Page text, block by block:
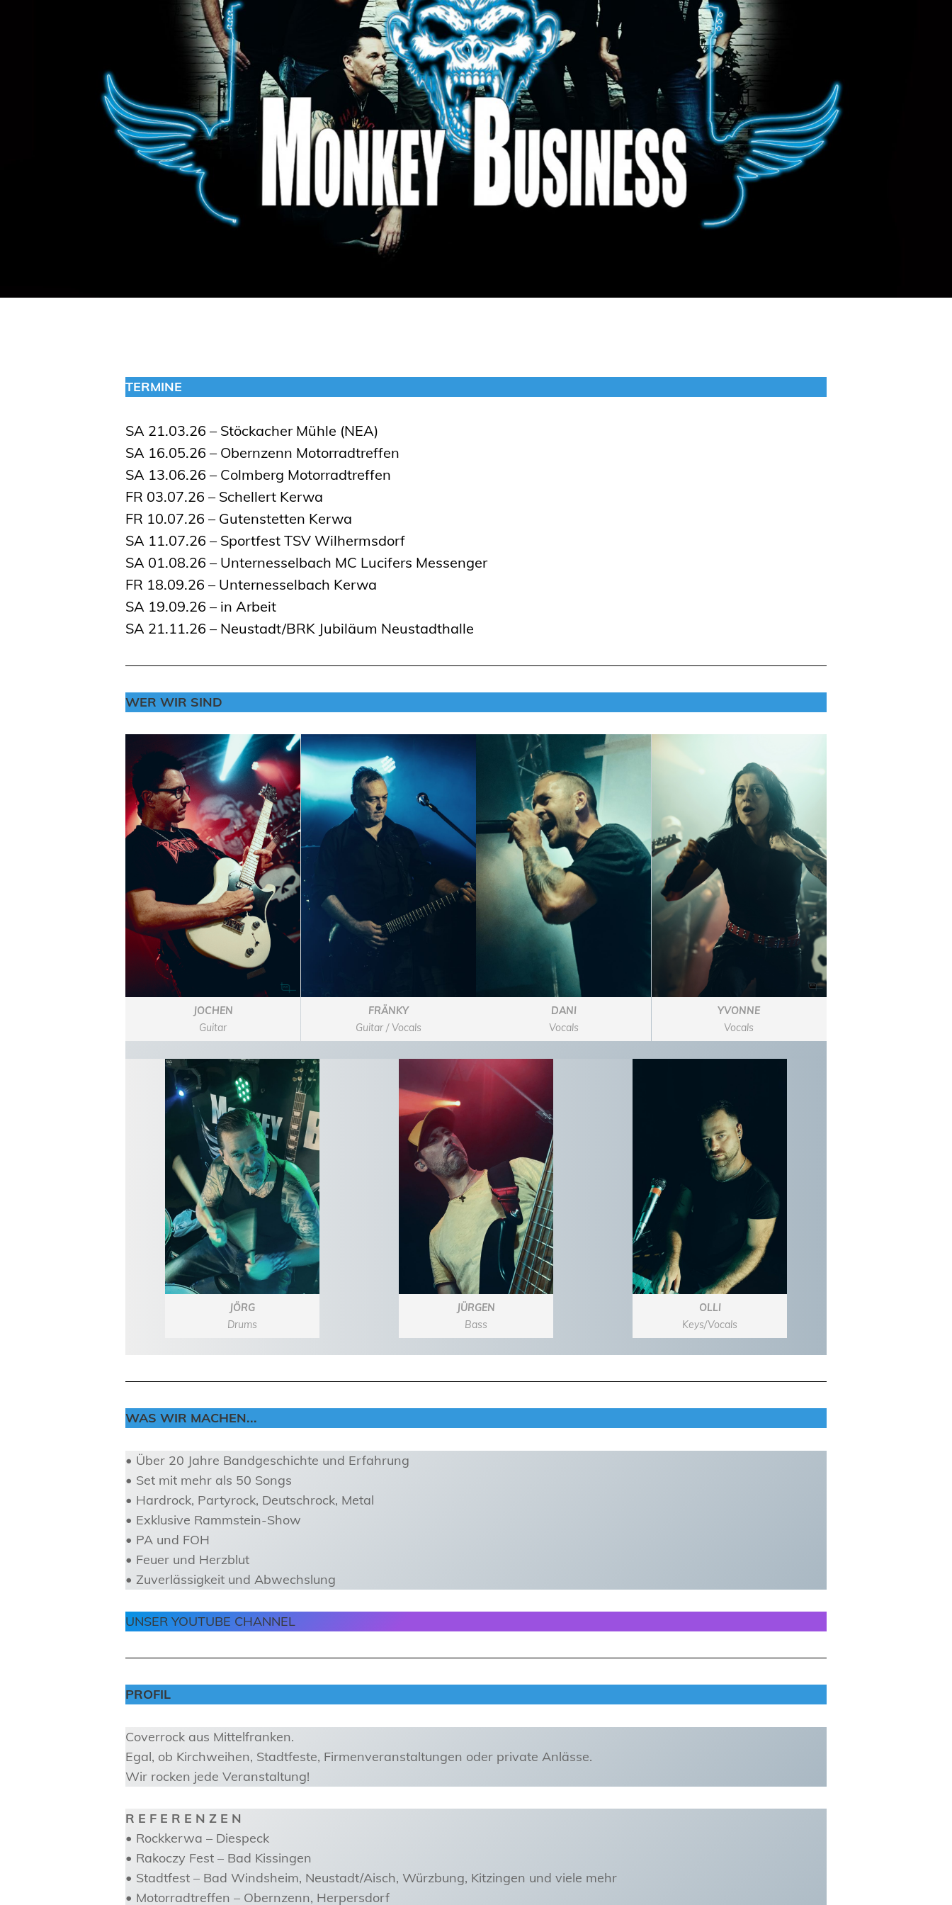
TERMINE
SA 21.03.26 – Stöckacher Mühle (NEA)
SA 16.05.26 – Obernzenn Motorradtreffen
SA 13.06.26 – Colmberg Motorradtreffen
FR 03.07.26 – Schellert Kerwa
FR 10.07.26 – Gutenstetten Kerwa
SA 11.07.26 – Sportfest TSV Wilhermsdorf
SA 01.08.26 – Unternesselbach MC Lucifers Messenger
FR 18.09.26 – Unternesselbach Kerwa
SA 19.09.26 – in Arbeit
SA 21.11.26 – Neustadt/BRK Jubiläum Neustadthalle
WER WIR SIND
JOCHEN
Guitar
FRÄNKY
Guitar / Vocals
DANI
Vocals
YVONNE
Vocals
JÖRG
Drums
JÜRGEN
Bass
OLLI
Keys/Vocals
WAS WIR MACHEN...
• Über 20 Jahre Bandgeschichte und Erfahrung
• Set mit mehr als 50 Songs
• Hardrock, Partyrock, Deutschrock, Metal
• Exklusive Rammstein-Show
• PA und FOH
• Feuer und Herzblut
• Zuverlässigkeit und Abwechslung
UNSER YOUTUBE CHANNEL
PROFIL
Coverrock aus Mittelfranken.
Egal, ob Kirchweihen, Stadtfeste, Firmenveranstaltungen oder private Anlässe.
Wir rocken jede Veranstaltung!
R E F E R E N Z E N
• Rockkerwa – Diespeck
• Rakoczy Fest – Bad Kissingen
• Stadtfest – Bad Windsheim, Neustadt/Aisch, Würzbung, Kitzingen und viele mehr
• Motorradtreffen – Obernzenn, Herpersdorf